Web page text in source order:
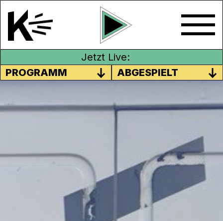
Jetzt Live:
PROGRAMM
ABGESPIELT
IM REICH DER KLÄNGE
Achtung, in dieser Sendung erwarten dich
unterschiedlichste Klänge – quasi eine
Achterbahnfahrt durch verschiedene
Geräuschkulissen!
TörööööZirpZirp– tierische Töne zum
mitraten bringt dir Daniela. Sie hat sich mit